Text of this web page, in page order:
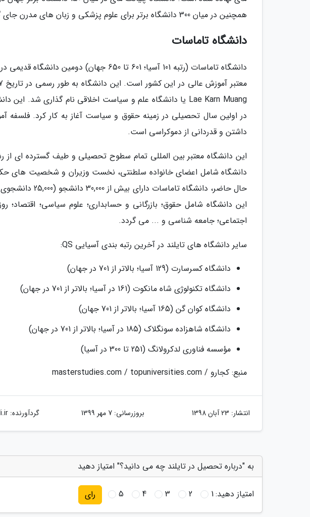
همچنین در میان 300 دانشگاه برتر برای علوم پزشکی و زبان های مدرن جای گرفته است.
دانشگاه تاماسات
دانشگاه تاماسات (رتبه 101 آسیا؛ 601 تا 650
در اولین سال تحصیلی در زمینه حقوق و سیاست آغاز به کار کرد. فلسفه
داشتن و قدردانی از دموکراسی است.
این دانشگاه معتبر بین المللی تمام سطوح تحصیلی و طیف گسترده ای
دانشگاه شامل اعضای خانواده سلطنتی، نخست وزیران و شخصیت های
این دانشگاه شامل حقوق؛ بازرگانی و حسابداری؛ علوم سیاسی؛ اقتصاد؛
اجتماعی؛ جامعه شناسی و ... می گردد.
سایر دانشگاه های تایلند در آخرین رتبه بندی آسیایی QS:
دانشگاه کسرسارت (129 آسیا؛ بالاتر از 701 در جهان)
دانشگاه تکنولوژی شاه مانکوت (161 در آسیا؛ بالاتر از 701 در جهان)
دانشگاه کوان گن (165 آسیا؛ بالاتر از 701 جهان)
دانشگاه شاهزاده سونگلاک (185 در آسیا؛ بالاتر از 701 در جهان)
مؤسسه فناوری لدکرولانگ (251 تا 300 در آسیا)
منبع: کجارو / masterstudies.com / topuniversities.com
انتشار: 23 آبان 1398 بروزرسانی: 7 مهر 1399 گردآورنده:
به "درباره تحصیل در تایلند چه می دانید؟" امتیاز دهید
امتیاز دهید:1
2
3
4
5 رای